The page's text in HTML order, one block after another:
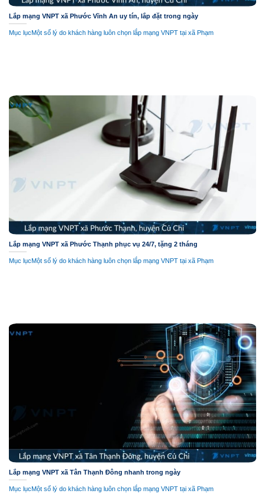
Lắp mạng VNPT xã Phước Vĩnh An uy tín, lắp đặt trong ngày
Mục lụcMột số lý do khách hàng luôn chọn lắp mạng VNPT tại xã Phạm
Lắp mạng VNPT xã Phước Thạnh phục vụ 24/7, tặng 2 tháng
Mục lụcMột số lý do khách hàng luôn chọn lắp mạng VNPT tại xã Phạm
Lắp mạng VNPT xã Tân Thạnh Đông nhanh trong ngày
Mục lụcMột số lý do khách hàng luôn chọn lắp mạng VNPT tại xã Phạm